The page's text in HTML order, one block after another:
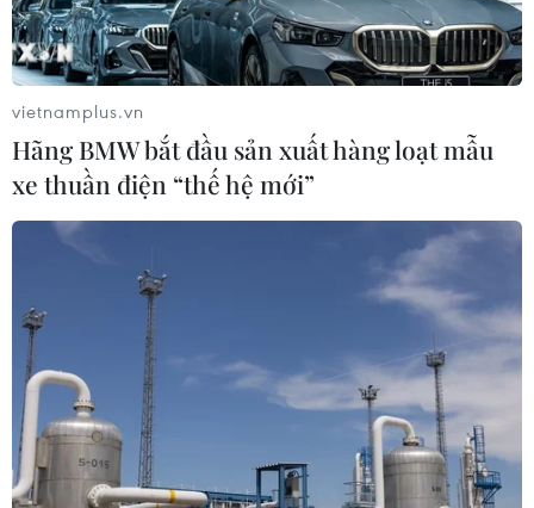
TIN CÙNG CHUYÊN MỤC
vietnamplus.vn
Hãng BMW bắt đầu sản xuất hàng loạt mẫu
xe thuần điện “thế hệ mới”